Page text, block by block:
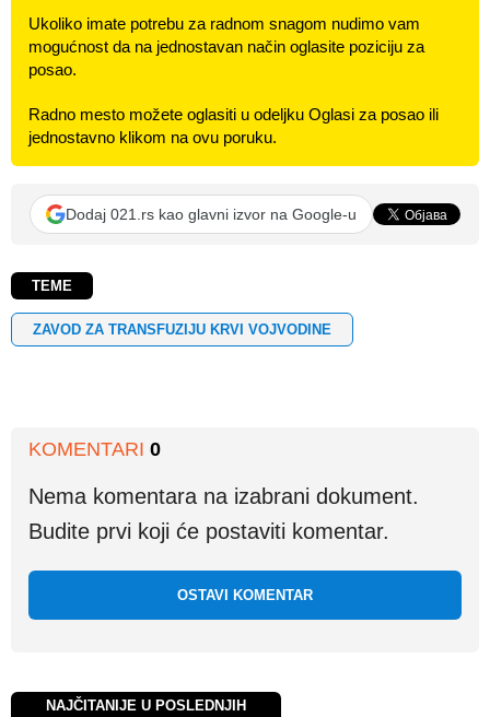
Ukoliko imate potrebu za radnom snagom nudimo vam
mogućnost da na jednostavan način oglasite poziciju za
posao.
Radno mesto možete oglasiti u odeljku Oglasi za posao ili
jednostavno klikom na ovu poruku.
Dodaj 021.rs kao glavni izvor na Google-u
TEME
ZAVOD ZA TRANSFUZIJU KRVI VOJVODINE
KOMENTARI 0
Nema komentara na izabrani dokument.
Budite prvi koji će postaviti komentar.
OSTAVI KOMENTAR
NAJČITANIJE U POSLEDNJIH